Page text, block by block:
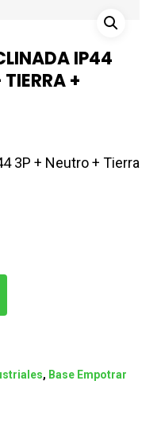
IP44
+
3P + Neutro + Tierra
, Base Empotrar